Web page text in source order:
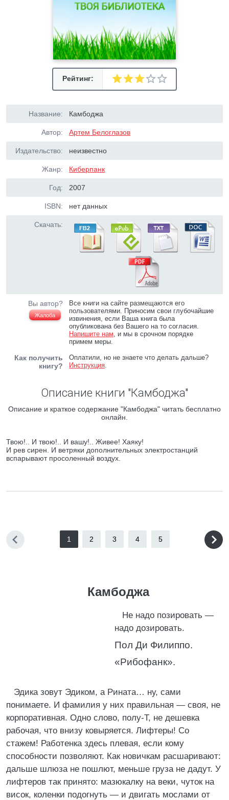
Рейтинг:
Название: Камбоджа
Автор: Артем Белоглазов
Издательство: неизвестно
Жанр: Киберпанк
Год: 2007
ISBN: нет данных
Скачать:
Вы автор?
Жалоба
Все книги на сайте размещаются его
пользователями. Приносим свои глубочайшие
извинения, если Ваша книга была
опубликована без Вашего на то согласия.
Напишите нам, и мы в срочном порядке
примем меры.
Как получить
книгу?
Оплатили, но не знаете что делать дальше?
Инструкция.
Описание книги "Камбоджа"
Описание и краткое содержание "Камбоджа" читать бесплатно
онлайн.
Твою!.. И твою!.. И вашу!.. Живее! Хаяку!
И рев сирен. И ветряки дополнительных электростанций
вспарывают просоленный воздух.
1 2 3 4 5
Камбоджа
Не надо позировать —
надо дозировать.
Пол Ди Филиппо.
«Рибофанк».
Эдика зовут Эдиком, а Рината… ну, сами
понимаете. И фамилия у них правильная — своя, не
корпоративная. Одно слово, полу-Т, не дешевка
рабочая, что внизу ковыряется. Лифтеры! Со
стажем! Работенка здесь плевая, если кому
способности позволяют. Как новичкам расшаривают:
дальше шлюза не пошлют, меньше груза не дадут. У
лифтеров так принято: мазюкалку на веки, чуток на
висок, коленки подогнуть — и двигать мослами от